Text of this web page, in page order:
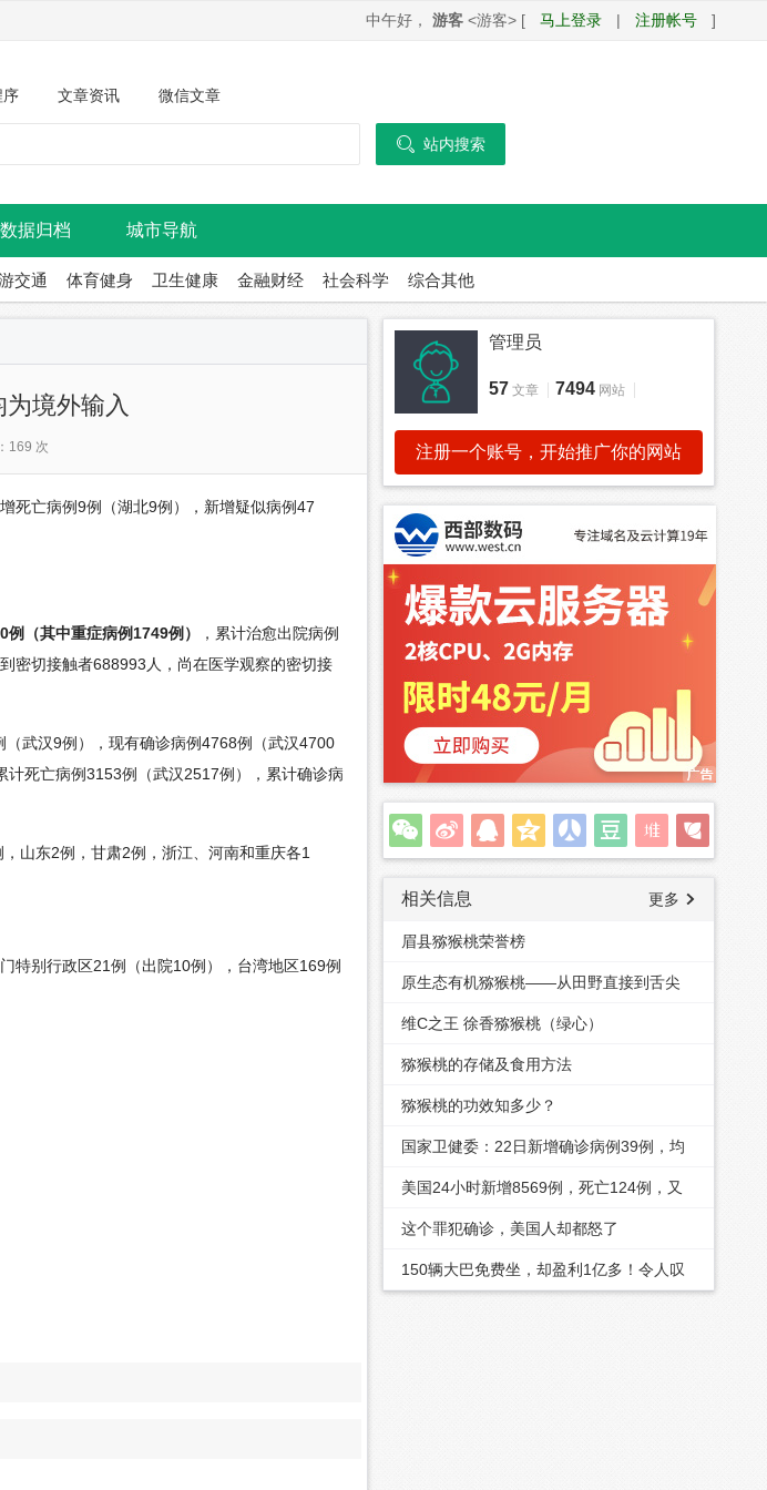
中午好， 游客 <游客> [ 马上登录 | 注册帐号 ]
序 文章资讯 微信文章
 站内搜索
数据归档 城市导航
交通 体育健身 卫生健康 金融财经 社会科学 综合其他
境外输入
169 次
死亡病例9例（湖北9例），新增疑似病例47
（其中重症病例1749例）
，累计治愈出院病例
密切接触者688993人，尚在医学观察的密切接
武汉9例），现有确诊病例4768例（武汉4700
死亡病例3153例（武汉2517例），累计确诊病
山东2例，甘肃2例，浙江、河南和重庆各1
特别行政区21例（出院10例），台湾地区169例
管理员
57 文章 7494 网站
注册一个账号，开始推广你的网站
相关信息 更多
眉县猕猴桃荣誉榜
原生态有机猕猴桃——从田野直接到舌尖
维C之王 徐香猕猴桃（绿心）
猕猴桃的存储及食用方法
猕猴桃的功效知多少？
国家卫健委：22日新增确诊病例39例，均
为境外输入
美国24小时新增8569例，死亡124例，又
两州成“重大灾区”
这个罪犯确诊，美国人却都怒了
150辆大巴免费坐，却盈利1亿多！令人叹